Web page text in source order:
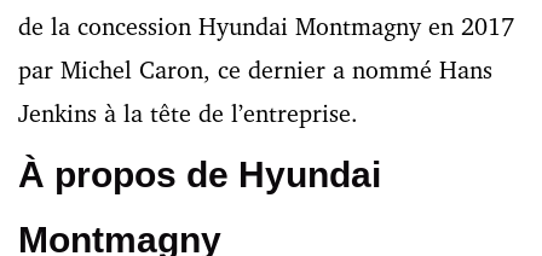
de la concession Hyundai Montmagny en 2017
par Michel Caron, ce dernier a nommé Hans
Jenkins à la tête de l’entreprise.
À propos de Hyundai
Montmagny